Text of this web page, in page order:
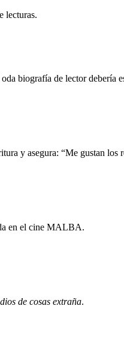
lecturas.
biografía de lector debería
y asegura: “Me gustan los
en el cine MALBA.
de cosas extraña.